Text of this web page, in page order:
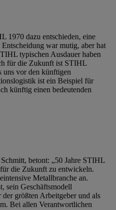
1970 dazu entschieden, eine
war mutig, aber hat
typischen Ausdauer haben
für die Zukunft ist STIHL
uns vor den künftigen
ist ein Beispiel für
künftig einen bedeutenden
betont: „50 Jahre STIHL
die Zukunft zu entwickeln.
Metallbranche an.
sein Geschäftsmodell
größten Arbeitgeber und als
Bei allen Verantwortlichen